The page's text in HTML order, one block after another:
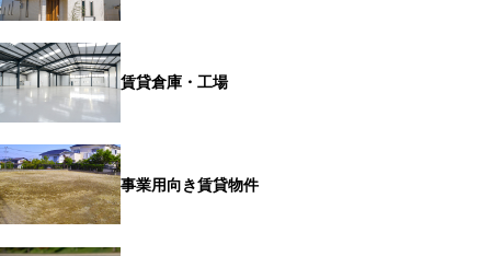
賃貸倉庫・工場
事業用向き賃貸物件